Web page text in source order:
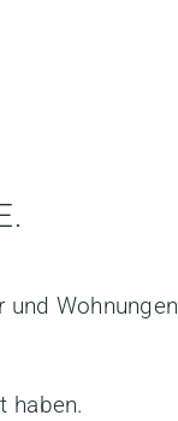
und Wohnungen
haben.